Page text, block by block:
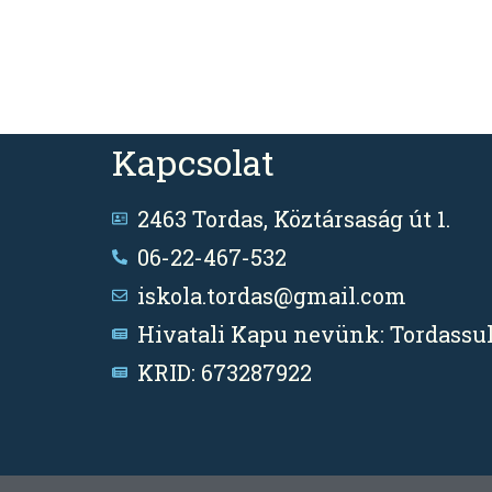
Kapcsolat
2463 Tordas, Köztársaság út 1.
06-22-467-532
iskola.tordas@gmail.com
Hivatali Kapu nevünk:
KRID: 673287922